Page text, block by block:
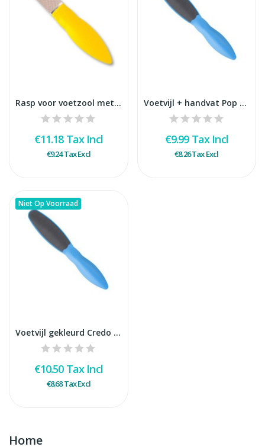
Home
Rasp voor voetzool metaal Blister
€11.18 Tax Incl
€9.24Tax Excl
Voetvijl + handvat Pop Art Blister
€9.99 Tax Incl
€8.26Tax Excl
Niet Op Voorraad
Voetvijl gekleurd Credo bulk
€10.50 Tax Incl
€8.68Tax Excl